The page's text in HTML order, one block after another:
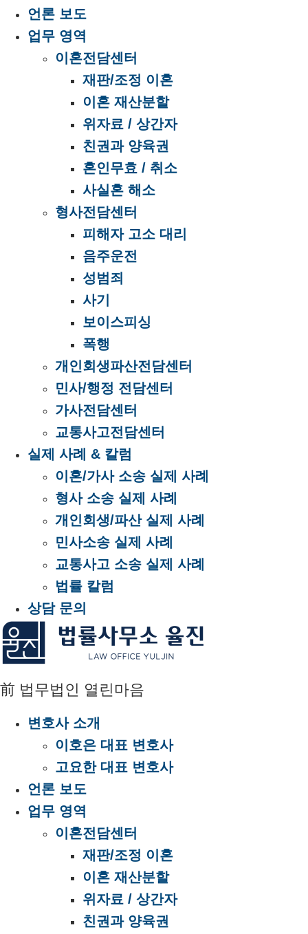
언론 보도
업무 영역
이혼전담센터
재판/조정 이혼
이혼 재산분할
위자료 / 상간자
친권과 양육권
혼인무효 / 취소
사실혼 해소
형사전담센터
피해자 고소 대리
음주운전
성범죄
사기
보이스피싱
폭행
개인회생파산전담센터
민사/행정 전담센터
가사전담센터
교통사고전담센터
실제 사례 & 칼럼
이혼/가사 소송 실제 사례
형사 소송 실제 사례
개인회생/파산 실제 사례
민사소송 실제 사례
교통사고 소송 실제 사례
법률 칼럼
상담 문의
前 법무법인 열린마음
변호사 소개
이호은 대표 변호사
고요한 대표 변호사
언론 보도
업무 영역
이혼전담센터
재판/조정 이혼
이혼 재산분할
위자료 / 상간자
친권과 양육권